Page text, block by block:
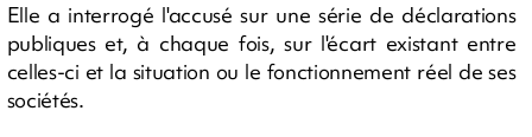
Elle a interrogé l'accusé sur une série de déclarations
publiques et, à chaque fois, sur l'écart existant entre
celles-ci et la situation ou le fonctionnement réel de ses
sociétés.